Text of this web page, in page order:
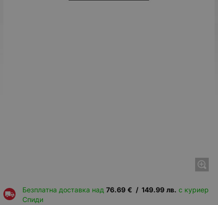
Безплатна доставка над 76.69 € / 149.99 лв. с куриер
Спиди